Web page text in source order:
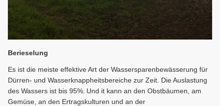
Berieselung
Es ist die meiste effektive Art der Wassersparenbewässerung für
Dürren- und Wasserknappheitsbereiche zur Zeit. Die Auslastung
des Wassers ist bis 95%. Und it kann an den Obstbäumen, am
Gemüse, an den Ertragskulturen und an der